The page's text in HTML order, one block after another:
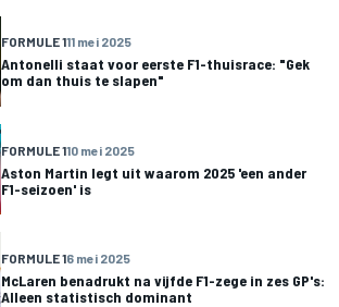
FORMULE 111 mei 2025
Antonelli staat voor eerste F1-thuisrace: "Gek
om dan thuis te slapen"
FORMULE 110 mei 2025
Aston Martin legt uit waarom 2025 'een ander
F1-seizoen' is
FORMULE 16 mei 2025
McLaren benadrukt na vijfde F1-zege in zes GP's:
Alleen statistisch dominant